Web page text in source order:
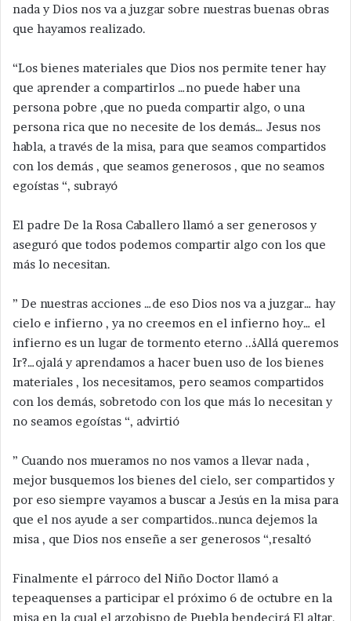
nada y Dios nos va a juzgar sobre nuestras buenas obras
que hayamos realizado.
“Los bienes materiales que Dios nos permite tener hay
que aprender a compartirlos …no puede haber una
persona pobre ,que no pueda compartir algo, o una
persona rica que no necesite de los demás… Jesus nos
habla, a través de la misa, para que seamos compartidos
con los demás , que seamos generosos , que no seamos
egoístas “, subrayó
El padre De la Rosa Caballero llamó a ser generosos y
aseguró que todos podemos compartir algo con los que
más lo necesitan.
” De nuestras acciones …de eso Dios nos va a juzgar… hay
cielo e infierno , ya no creemos en el infierno hoy… el
infierno es un lugar de tormento eterno ..¿Allá queremos
Ir?…ojalá y aprendamos a hacer buen uso de los bienes
materiales , los necesitamos, pero seamos compartidos
con los demás, sobretodo con los que más lo necesitan y
no seamos egoístas “, advirtió
” Cuando nos mueramos no nos vamos a llevar nada ,
mejor busquemos los bienes del cielo, ser compartidos y
por eso siempre vayamos a buscar a Jesús en la misa para
que el nos ayude a ser compartidos..nunca dejemos la
misa , que Dios nos enseñe a ser generosos “,resaltó
Finalmente el párroco del Niño Doctor llamó a
tepeaquenses a participar el próximo 6 de octubre en la
misa en la cual el arzobispo de Puebla bendecirá El altar,